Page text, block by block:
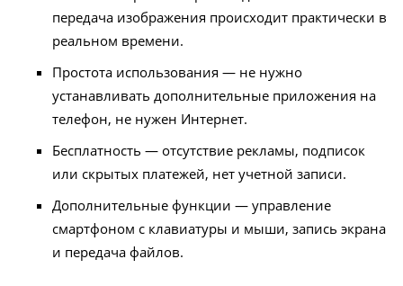
передача изображения происходит практически в
реальном времени.
Простота использования — не нужно
устанавливать дополнительные приложения на
телефон, не нужен Интернет.
Бесплатность — отсутствие рекламы, подписок
или скрытых платежей, нет учетной записи.
Дополнительные функции — управление
смартфоном с клавиатуры и мыши, запись экрана
и передача файлов.